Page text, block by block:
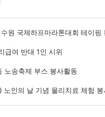
원 국제하프마라톤대회 테이핑
급여 반대 1인 시위
노송축제 부스 봉사활동
노인의 날 기념 물리치료 체험 봉